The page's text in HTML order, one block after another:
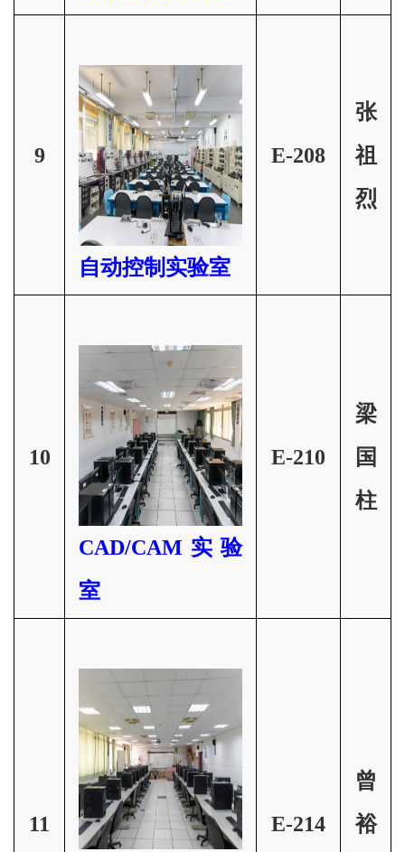
9
自动控制实验室
E-208
张
祖
烈
10
CAD/CAM实验
室
E-210
梁
国
柱
11
E-214
曾
裕